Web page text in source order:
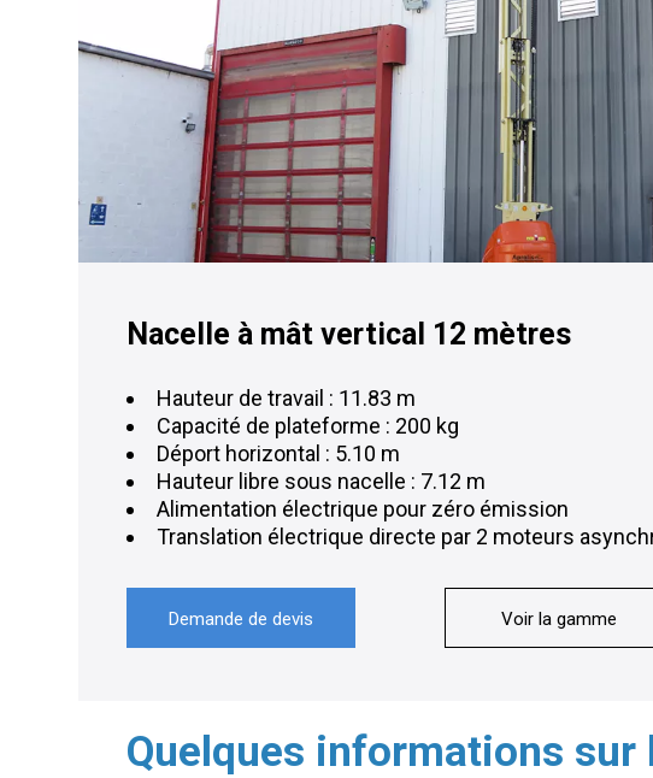
Nacelle à mât vertical 12 mètres
Hauteur de travail : 11.83 m
Capacité de plateforme : 200 kg
Déport horizontal : 5.10 m
Hauteur libre sous nacelle : 7.12 m
Alimentation électrique pour zéro émission
Translation électrique directe par 2 moteurs
Demande de devis Voir la gamme
Quelques informations